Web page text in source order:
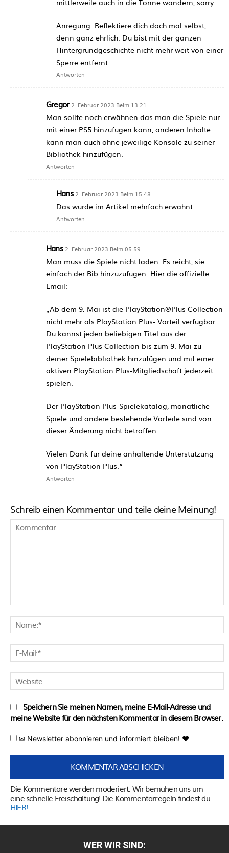
Anregung: Reflektiere dich doch mal selbst,
denn ganz ehrlich. Du bist mit der ganzen
Hintergrundgeschichte nicht mehr weit von einer
Sperre entfernt.
Antworten
Gregor 2. Februar 2023 Beim 13:21
Man sollte noch erwähnen das man die Spiele nur
mit einer PS5 hinzufügen kann, anderen Inhalte
kann man auch ohne jeweilige Konsole zu seiner
Bibliothek hinzufügen.
Antworten
Hans 2. Februar 2023 Beim 15:48
Das wurde im Artikel mehrfach erwähnt.
Antworten
Hans 2. Februar 2023 Beim 05:59
Man muss die Spiele nicht laden. Es reicht, sie
einfach der Bib hinzuzufügen. Hier die offizielle
Email:
„Ab dem 9. Mai ist die PlayStation®Plus Collection
nicht mehr als PlayStation Plus- Vorteil verfügbar.
Du kannst jeden beliebigen Titel aus der
PlayStation Plus Collection bis zum 9. Mai zu
deiner Spielebibliothek hinzufügen und mit einer
aktiven PlayStation Plus-Mitgliedschaft jederzeit
spielen.
Der PlayStation Plus-Spielekatalog, monatliche
Spiele und andere bestehende Vorteile sind von
dieser Änderung nicht betroffen.
Vielen Dank für deine anhaltende Unterstützung
von PlayStation Plus.“
Antworten
Schreib einen Kommentar und teile deine Meinung!
Speichern Sie meinen Namen, meine E-Mail-Adresse und
meine Website für den nächsten Kommentar in diesem Browser.
✉ Newsletter abonnieren und informiert bleiben! ♥
Die Kommentare werden moderiert. Wir bemühen uns um
eine schnelle Freischaltung! Die Kommentarregeln findest du
HIER!
WER WIR SIND: